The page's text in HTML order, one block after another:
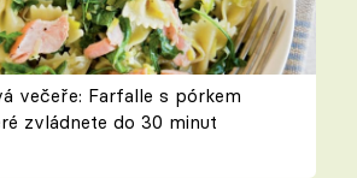
večeře: Farfalle s pórkem
zvládnete do 30 minut